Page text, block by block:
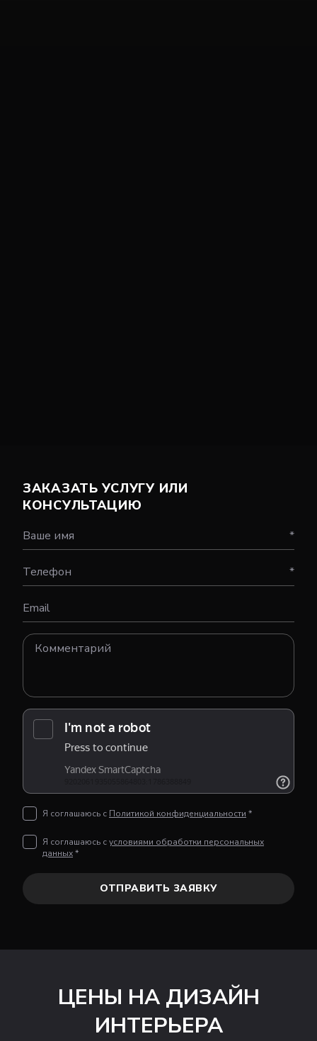
ЗАКАЗАТЬ УСЛУГУ ИЛИ
КОНСУЛЬТАЦИЮ
Ваше имя *
Телефон *
Email
Я соглашаюсь с Политикой конфиденциальности *
Я соглашаюсь сусловиями обработки персональных
данных*
ОТПРАВИТЬ ЗАЯВКУ
ЦЕНЫ НА ДИЗАЙН
ИНТЕРЬЕРА